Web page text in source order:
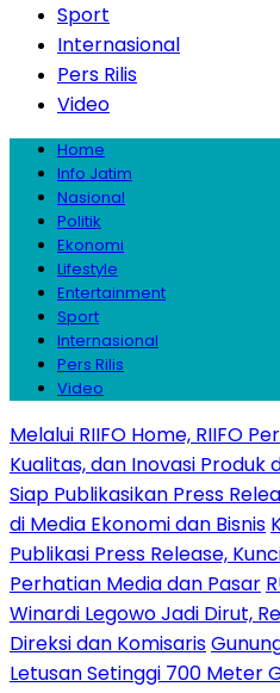
Sport
Internasional
Pers Rilis
Video
Home
Info Jatim
Nasional
Politik
Ekonomi
Lifestyle
Entertainment
Sport
Internasional
Pers Rilis
Video
Melalui RIIFO Home, RIIFO
Kualitas, dan Inovasi Produk
Siap Publikasikan Press
di Media Ekonomi dan Bisnis
Publikasi Press Release,
Perhatian Media dan Pasar
Winardi Legowo Jadi Dirut,
Direksi dan Komisaris
Letusan Setinggi 700 Meter